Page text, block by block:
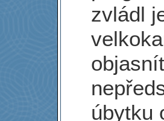
zvládl
úbytku